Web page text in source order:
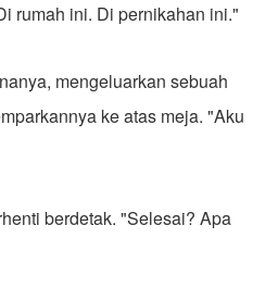
rumah ini. Di pernikahan ini."
mengeluarkan sebuah
ke atas meja. "Aku
berdetak. "Selesai? Apa